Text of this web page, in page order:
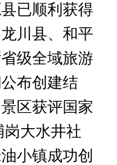
已顺利获得
川县、和平
级全域旅游
布创建结
区获评国家
大水井社
小镇成功创